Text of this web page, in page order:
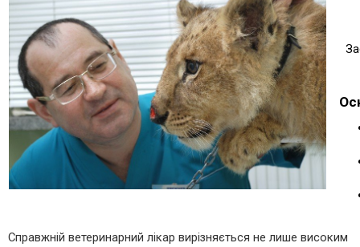
Справжній ветеринарний лікар вирізняється не лише високим